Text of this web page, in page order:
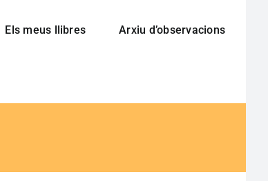
Els meus llibres Arxiu d’observacions